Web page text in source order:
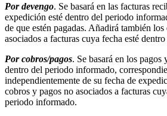
Por devengo. Se basará en las facturas
expedición esté dentro del periodo
de que estén pagadas. Añadirá también
asociados a facturas cuya fecha esté
Por cobros/pagos. Se basará en los pagos
dentro del periodo informado,
independientemente de su fecha de
cobros y pagos no asociados a facturas
periodo informado.